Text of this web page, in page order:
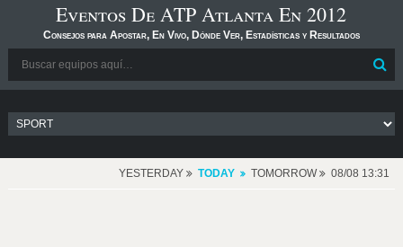
Eventos De ATP Atlanta En 2012
Consejos para Apostar, En Vivo, Dónde Ver, Estadísticas y Resultados
YESTERDAY TODAY TOMORROW 08/08 13:31